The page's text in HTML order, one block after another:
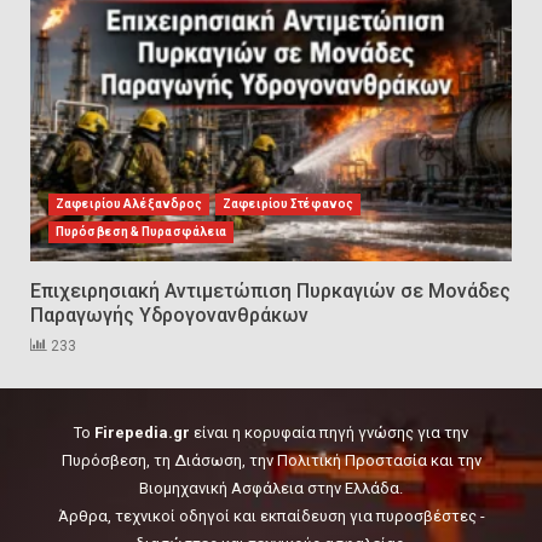
8
Η ελαφρότητα της τεχνικής
ασφάλειας στην Ελλάδα (ΥΑΕ)
9
Technical Leadership in Safety:
Why Emergency Response and
HSE Must Be Operated as One
10 συχνά λάθη σε
περιορισμένους χώρους που
Ζαφειρίου Αλέξανδρος Ζαφειρίου Στέφανος
Πυρόσβεση & Πυρασφάλεια
Επιχειρησιακή Αντιμετώπιση Πυρκαγιών σε Μονάδες
Παραγωγής Υδρογονανθράκων
233
To Firepedia.gr είναι η κορυφαία πηγή γνώσης για την
Πυρόσβεση, τη Διάσωση, την Πολιτική Προστασία και την
Βιομηχανική Ασφάλεια στην Ελλάδα.
Άρθρα, τεχνικοί οδηγοί και εκπαίδευση για πυροσβέστες -